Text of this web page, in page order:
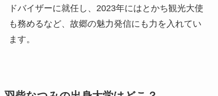
ドバイザーに就任し、2023年にはとかち観光大使
も務めるなど、故郷の魅力発信にも力を入れてい
ます。